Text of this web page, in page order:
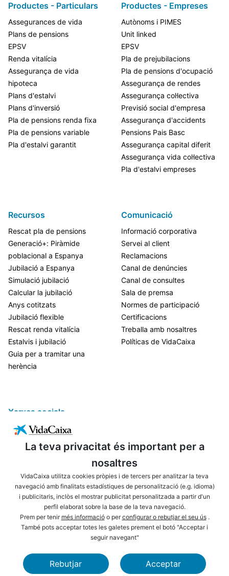
La teva privacitat és important per a
nosaltres
VidaCaixa utilitza cookies pròpies i de tercers per analitzar la teva
navegació amb finalitats estadístiques de personalització (e.g. idioma)
i publicitaris, inclòs el mostrar publicitat personalitzada a partir d'un
perfil elaborat sobre la base de la teva navegació.
Prem per tenir més informacióo perconfigurar o rebutjar el seu ús.
També pots acceptar totes les galetes prement el botó "Acceptar i
seguir navegant"
Rebutjar Acceptar
Productes - Particulars
Assegurances de vida
Plans de pensions
EPSV
Renda vitalícia
Assegurança de vida
hipoteca
Plans d'estalvi
Plans d'inversió
Pla de pensions renda fixa
Pla de pensions variable
Pla d'estalvi garantit
Productes - Empreses
Autònoms i PIMES
Unit linked
EPSV
Pla de prejubilacions
Pla de pensions d'ocupació
Assegurança de rendes
Assegurança col·lectiva
Previsió social d'empresa
Assegurança d'accidents
Pensions Pais Basc
Assegurança capital diferit
Assegurança vida col·lectiva
Pla d'estalvi empreses
Recursos
Rescat pla de pensions
Generació+: Piràmide
poblacional a Espanya
Jubilació a Espanya
Simulació jubilació
Calcular la jubilació
Anys cotitzats
Jubilació flexible
Rescat renda vitalícia
Estalvis i jubilació
Guia per a tramitar una
herència
Comunicació
Informació corporativa
Servei al client
Reclamacions
Canal de denúncies
Canal de consultes
Sala de premsa
Normes de participació
Certificacions
Treballa amb nosaltres
Políticas de VidaCaixa
Xarxes socials
ENLLAÇOS D'INTERÈS AVÍS LEGAL
PRIVACITAT POLÍTICA DE COOKIES
ACCESSIBILITAT
CAIXABANK FUNDACIÓ LA CAIXA